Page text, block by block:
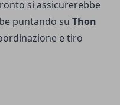
si assicurerebbe
puntando su Thon
e tiro